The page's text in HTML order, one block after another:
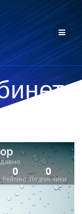
Рейтинг
0
Подписчики
0